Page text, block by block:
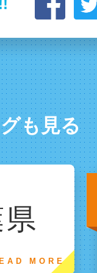
も見る